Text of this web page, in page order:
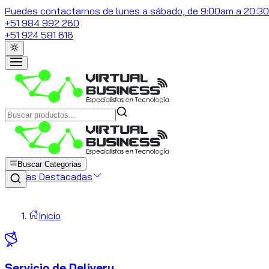
Puedes contactarnos de lunes a sábado, de 9:00am a
+51 984 992 260
+51 924 581 616
Buscar Categorias
Marcas Destacadas
Inicio